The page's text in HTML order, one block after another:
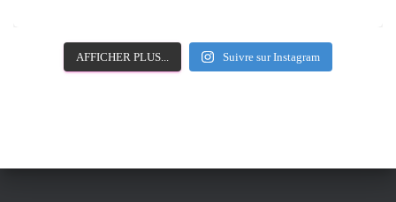
AFFICHER PLUS... Suivre sur Instagram